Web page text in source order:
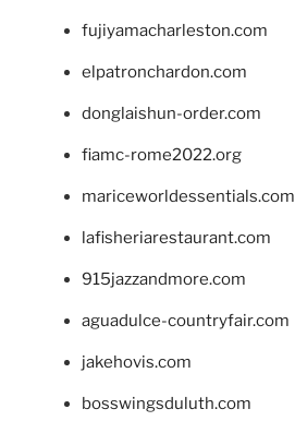
fujiyamacharleston.com
elpatronchardon.com
donglaishun-order.com
fiamc-rome2022.org
mariceworldessentials.com
lafisheriarestaurant.com
915jazzandmore.com
aguadulce-countryfair.com
jakehovis.com
bosswingsduluth.com